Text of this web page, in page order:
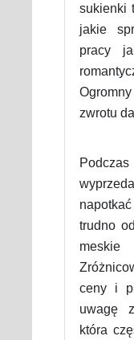
sukienki
jakie
pracy
zwrotu
trudno
ceny i
uwagę
która